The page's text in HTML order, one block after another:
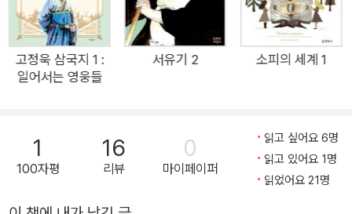
떠난 사람들이 정착할 행성을 찾지 못해 수십 년을 우주 난민으로
떠돌다 결국 다시 지구로 돌아오는 이야기를 담았다. 현재 기후
변화와 위기로 어떠한 미래가 올 것인지 잘 드러낸 소설로 「항체
의 딜레마」와도 연속성이 느껴지는 작품이다. 살아가는 내내 환
도록 지금부터라도 지구를 조금 더 아껴 주면 좋을 것 같습니다.-
작가의 말 중에서 달과 우주, 환경오염, 그리고 과학적 상상력 달
고정욱 삼국지 1 :
일어서는 영웅들
서유기 2 소피의 세계 1
1
100자평
16
리뷰
0
마이페이퍼
읽고 싶어요 6명
읽고 있어요 1명
읽었어요 21명